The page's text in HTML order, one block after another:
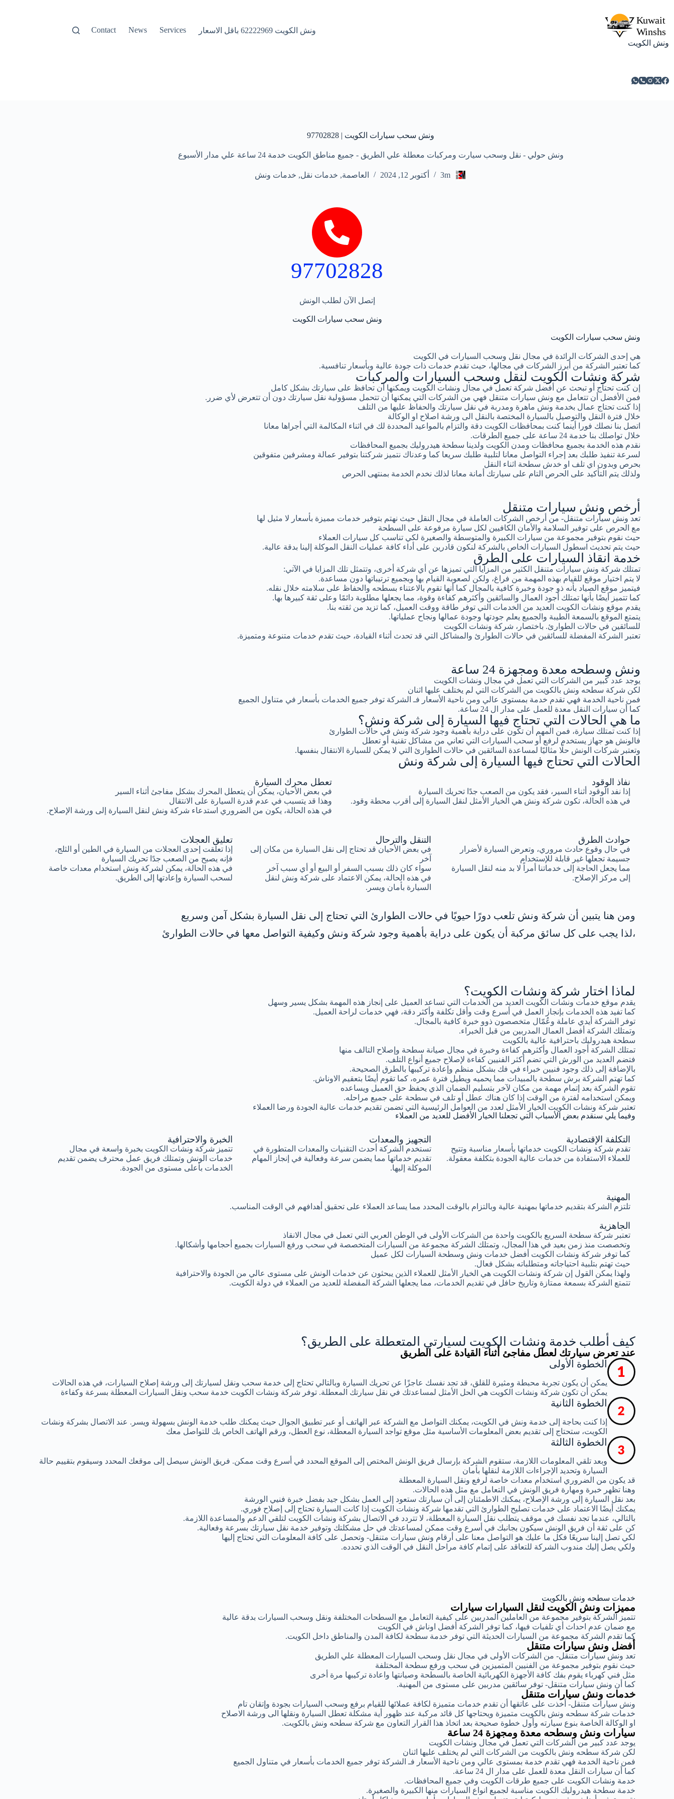
ونش الكويت
ونش الكويت 62222969 باقل الاسعار Services
News
Contact
ونش سحب سيارات الكويت | 97702828
ونش حولي - نقل وسحب سيارت ومركبات معطلة علي الطريق - جميع مناطق الكويت خدمة 24 ساعة علي مدار الأسبوع
3m أكتوبر 12, 2024 العاصمة, خدمات نقل, خدمات ونش
97702828
إتصل الآن لطلب الونش
ونش سحب سيارات الكويت
ونش سحب سيارات الكويت
هي إحدى الشركات الرائدة في مجال نقل وسحب السيارات في الكويت
كما تعتبر الشركة من أبرز الشركات في مجالها، حيث تقدم خدمات ذات جودة عالية وبأسعار تنافسية.
شركة ونشات الكويت لنقل وسحب السيارات والمركبات
إن كنت تحتاج أو تبحث عن أفضل شركة تعمل في مجال ونشات الكويت ويمكنها أن تحافظ على سيارتك بشكل كامل
فمن الأفضل أن تتعامل مع ونش سيارات متنقل فهي من الشركات التي يمكنها أن تتحمل مسؤولية نقل سيارتك دون أن تتعرض لأي ضرر.
إذا كنت تحتاج عمال بخدمة ونش ماهرة ومدربة في نقل سيارتك والحفاظ عليها من التلف
خلال فترة النقل والتوصيل بالسيارة المختصة بالنقل الى ورشة اصلاح او الوكالة
اتصل بنا نصلك فورا أينما كنت بمحافظات الكويت دقة والتزام بالمواعيد المحددة لك في اثناء المكالمة التي أجراها معانا
خلال تواصلك بنا خدمة 24 ساعة على جميع الطرقات.
نقدم هذه الخدمة بجميع محافظات ومدن الكويت ولدينا سطحة هيدروليك بجميع المحافظات
لسرعة تنفيذ طلبك بعد إجراء التواصل معانا لتلبية طلبك سريعا كما وعدناك نتميز شركتنا بتوفير عمالة ومشرفين متفوقين
بحرص وبدون اي تلف او خدش سطحة اثناء النقل
ولذلك يتم التأكيد على الحرص التام على سيارتك أمانة معانا لذلك نخدم الخدمة بمنتهى الحرص
أرخص ونش سيارات متنقل
تعد ونش سيارات متنقل- من أرخص الشركات العاملة في مجال النقل حيث نهتم بتوفير خدمات مميزة بأسعار لا مثيل لها
مع الحرص على توفير السلامة والأمان الكافيين لكل سيارة مرفوعة على السطحة
حيث نقوم بتوفير مجموعة من سيارات الكبيرة والمتوسطة والصغيرة لكي تناسب كل سيارات العملاء
حيث يتم تحديث اسطول السيارات الخاص بالشركة لنكون قادرين على أداء كافة عمليات النقل الموكلة إلينا بدقة عالية.
خدمة انقاذ السيارات على الطرق
تمتلك شركة ونش سيارات متنقل الكثير من المزايا التي تميزها عن أي شركة أخرى، وتتمثل تلك المزايا في الآتي:
لا يتم اختيار موقع للقيام بهذه المهمة من فراغ، ولكن لصعوبة القيام بها وبجميع ترتيباتها دون مساعدة.
فيتميز موقع الصياد بأنه ذو جودة وخبرة كافية بالمجال كما أنها تقوم بالاعتناء بسطحه والحفاظ على سلامته خلال نقله.
كما تتميز أيضًا بأنها تمتلك أجود العمال والسائقين وأكثرهم كفاءة وقوة، مما يجعلها مطلوبة دائمًا وعلى ثقة كبيرها بها.
يقدم موقع ونشات الكويت العديد من الخدمات التي توفر طاقة ووقت العميل، كما تزيد من ثقته بنا.
يتمتع الموقع بالسمعة الطيبة والجميع يعلم جودتها وجودة عمالها ونجاح عملياتها.
للسائقين في حالات الطوارئ. باختصار، شركة ونشات الكويت
تعتبر الشركة المفضلة للسائقين في حالات الطوارئ والمشاكل التي قد تحدث أثناء القيادة، حيث تقدم خدمات متنوعة ومتميزة.
ونش وسطحه معدة ومجهزة 24 ساعة
يوجد عدد كبير من الشركات التي تعمل في مجال ونشات الكويت
لكن شركة سطحه ونش بالكويت من الشركات التي لم يختلف عليها اثنان
فمن ناحية الخدمة فهي تقدم خدمة بمستوى عالي ومن ناحية الأسعار فـ الشركة توفر جميع الخدمات بأسعار في متناول الجميع
كما أن سيارات النقل معدة للعمل على مدار ال 24 ساعة.
ما هي الحالات التي تحتاج فيها السيارة إلى شركة ونش؟
إذا كنت تمتلك سيارة، فمن المهم أن تكون على دراية بأهمية وجود شركة ونش في حالات الطوارئ
فالونش هو جهاز يستخدم لرفع أو سحب السيارات التي تعاني من مشاكل تقنية أو تعطل
وتعتبر شركات الونش حلًا مثاليًا لمساعدة السائقين في حالات الطوارئ التي لا يمكن للسيارة الانتقال بنفسها.
الحالات التي تحتاج فيها السيارة إلى شركة ونش
تعطل محرك السيارة
في بعض الأحيان، يمكن أن يتعطل المحرك بشكل مفاجئ أثناء السير
وهذا قد يتسبب في عدم قدرة السيارة على الانتقال
في هذه الحالة، يكون من الضروري استدعاء شركة ونش لنقل السيارة إلى ورشة الإصلاح.
نفاذ الوقود
إذا نفد الوقود أثناء السير، فقد يكون من الصعب جدًا تحريك السيارة
في هذه الحالة، تكون شركة ونش هي الخيار الأمثل لنقل السيارة إلى أقرب محطة وقود.
تعليق العجلات
إذا تعلقت إحدى العجلات من السيارة في الطين أو الثلج،
فإنه يصبح من الصعب جدًا تحريك السيارة
في هذه الحالة، يمكن لشركة ونش استخدام معدات خاصة
لسحب السيارة وإعادتها إلى الطريق.
التنقل والترحال
في بعض الأحيان قد تحتاج إلى نقل السيارة من مكان إلى
آخر
سواء كان ذلك بسبب السفر أو البيع أو أي سبب آخر
في هذه الحالة، يمكن الاعتماد على شركة ونش لنقل
السيارة بأمان ويسر.
حوادث الطرق
في حال وقوع حادث مروري، وتعرض السيارة لأضرار
جسيمة تجعلها غير قابلة للإستخدام
مما يجعل الحاجة إلى خدماتنا أمراً لا بد منه لنقل السيارة
إلى مركز الإصلاح.
ومن هنا يتبين أن شركة ونش تلعب دورًا حيويًا في حالات الطوارئ التي تحتاج إلى نقل السيارة بشكل آمن وسريع
،لذا يجب على كل سائق مركبة أن يكون على دراية بأهمية وجود شركة ونش وكيفية التواصل معها في حالات الطوارئ
لماذا اختار شركة ونشات الكويت؟
يقدم موقع خدمات ونشات الكويت العديد من الخدمات التي تساعد العميل على إنجاز هذه المهمة بشكل يسير وسهل
كما تفيد هذه الخدمات بإنجاز العمل في أسرع وقت وأقل تكلفة وأكثر دقة، فهي خدمات لراحة العميل.
توفر الشركة أيدي عاملة وعُمّال متخصصون ذوو خبرة كافية بالمجال.
وتمتلك الشركة أفضل العمال المدربين من قبل الخبراء.
سطحة هيدروليك باحترافية عالية بالكويت
تمتلك الشركة أجود العمال وأكثرهم كفاءة وخبرة في مجال صيانة سطحة وإصلاح التالف منها
فتضم العديد من الورش التي تضم أكثر الفنيين كفاءة لإصلاح جميع أنواع التلف.
بالإضافة إلى ذلك وجود فنيين خبراء في فك بشكل منظم وإعادة تركيبها بالطرق الصحيحة.
كما تهتم الشركة برش سطحة بالمبيدات مما يحميه ويطيل فترة عمره، كما تقوم أيضًا بتعقيم الاوناش.
تقوم الشركة بعد إتمام مهمة من مكان لآخر بتسليم الضمان الذي يحفظ حق العميل ويساعده
ويمكن استخدامه لفترة من الوقت إذا كان هناك عطل أو تلف في سطحة على جميع مراحله.
تعتبر شركة ونشات الكويت الخيار الأمثل لعدد من العوامل الرئيسية التي تضمن تقديم خدمات عالية الجودة ورضا العملاء
وفيما يلي سنقدم بعض الأسباب التي تجعلنا الخيار الأفضل للعديد من العملاء
الخبرة والاحترافية
تتميز شركة ونشات الكويت بخبرة واسعة في مجال
خدمات الونش وتمتلك فريق عمل محترف يضمن تقديم
الخدمات بأعلى مستوى من الجودة.
التجهيز والمعدات
تستخدم الشركة أحدث التقنيات والمعدات المتطورة في
تقديم خدماتها مما يضمن سرعة وفعالية في إنجاز المهام
الموكلة إليها.
التكلفة الإقتصادية
تقدم شركة ونشات الكويت خدماتها بأسعار مناسبة وتتيح
للعملاء الاستفادة من خدمات عالية الجودة بتكلفة معقولة.
المهنية
تلتزم الشركة بتقديم خدماتها بمهنية عالية وبالتزام بالوقت المحدد مما يساعد العملاء على تحقيق أهدافهم في الوقت المناسب.
الجاهزية
تعتبر شركة سطحة السريع بالكويت واحدة من الشركات الأولى في الوطن العربي التي تعمل في مجال الانقاذ
وتخصصت منذ زمن بعيد في هذا المجال، وتمتلك الشركة مجموعة من السيارات المتخصصة في سحب ورفع السيارات بجميع أحجامها وأشكالها.
كما توفر شركة ونشات الكويت أفضل خدمات ونش وسطحة السيارات لكل عميل
حيث تهتم بتلبية احتياجاته ومتطلباته بشكل فعال.
ولهذا يمكن القول إن شركة ونشات الكويت هي الخيار الأمثل للعملاء الذين يبحثون عن خدمات الونش على مستوى عالي من الجودة والاحترافية
تتمتع الشركة بسمعة ممتازة وتاريخ حافل في تقديم الخدمات، مما يجعلها الشركة المفضلة للعديد من العملاء في دولة الكويت.
كيف أطلب خدمة ونشات الكويت لسيارتي المتعطلة على الطريق؟
عند تعرض سيارتك لعطل مفاجئ أثناء القيادة على الطريق
الخطوة الأولى
يمكن أن يكون تجربة محبطة ومثيرة للقلق، قد تجد نفسك عاجزًا عن تحريك السيارة وبالتالي تحتاج إلى خدمة سحب ونقل لسيارتك إلى ورشة إصلاح السيارات، في هذه الحالات
يمكن أن تكون شركة ونشات الكويت هي الحل الأمثل لمساعدتك في نقل سيارتك المعطلة. توفر شركة ونشات الكويت خدمة سحب ونقل السيارات المعطلة بسرعة وكفاءة
الخطوة الثانية
إذا كنت بحاجة إلى خدمة ونش في الكويت، يمكنك التواصل مع الشركة عبر الهاتف أو عبر تطبيق الجوال حيث يمكنك طلب خدمة الونش بسهولة ويسر. عند الاتصال بشركة ونشات
الكويت، ستحتاج إلى تقديم بعض المعلومات الأساسية مثل موقع تواجد السيارة المعطلة، نوع العطل، ورقم الهاتف الخاص بك للتواصل معك
الخطوة الثالثة
وبعد تلقي المعلومات اللازمة، ستقوم الشركة بإرسال فريق الونش المختص إلى الموقع المحدد في أسرع وقت ممكن. فريق الونش سيصل إلى موقعك المحدد وسيقوم بتقييم حالة
السيارة وتحديد الإجراءات اللازمة لنقلها بأمان
قد يكون من الضروري استخدام معدات خاصة لرفع ونقل السيارة المعطلة
وهنا تظهر خبرة ومهارة فريق الونش في التعامل مع مثل هذه الحالات.
بعد نقل السيارة إلى ورشة الإصلاح، يمكنك الاطمئنان إلى أن سيارتك ستعود إلى العمل بشكل جيد بفضل خبرة فنيي الورشة
يمكنك أيضًا الاعتماد على خدمات تصليح الطوارئ التي تقدمها شركة ونشات الكويت إذا كانت السيارة تحتاج إلى إصلاح فوري.
بالتالي، عندما تجد نفسك في موقف يتطلب نقل السيارة المعطلة، لا تتردد في الاتصال بشركة ونشات الكويت لتلقي الدعم والمساعدة اللازمة.
كن على ثقة أن فريق الونش سيكون بجانبك في أسرع وقت ممكن لمساعدتك في حل مشكلتك وتوفير خدمة نقل سيارتك بسرعة وفعالية.
لكي تصل إلينا سريعًا فكل ما عليك هو التواصل معنا على أرقام ونش سيارات متنقل- وتحصل على كافة المعلومات التي تحتاج إليها
ولكي يصل إليك مندوب الشركة للتعاقد على إتمام كافة مراحل النقل في الوقت الذي تحدده.
خدمات سطحه ونش بالكويت
مميزات ونش الكويت لنقل السيارات سيارات
تتميز الشركة بتوفير مجموعة من العاملين المدربين على كيفية التعامل مع السطحات المختلفة ونقل وسحب السيارات بدقة عالية
مع ضمان عدم احداث أي تلفيات فيها، كما توفر الشركة أفضل اوناش في الكويت
كما تقدم الشركة مجموعة من السيارات الحديثة التي توفر خدمة سطحة لكافة المدن والمناطق داخل الكويت.
أفضل ونش سيارات متنقل
تعد ونش سيارات متنقل- من الشركات الأولى في مجال نقل وسحب السيارات المعطلة علي الطريق
حيث نقوم بتوفير مجموعة من الفنيين المتميزين في سحب ورفع سطحة المختلفة
مثل فني كهرباء يقوم بفك كافة الأجهزة الكهربائية الخاصة بالسطحة وصيانتها واعادة تركيبها مرة أخرى
كما أن ونش سيارات متنقل- توفر سائقين مدربين على مستوى من المهنية.
خدمات ونش سيارات متنقل
ونش سيارات متنقل- أخذت على عاتقها أن تقدم خدمات متميزة لكافة عملائها للقيام برفع وسحب السيارات بجودة وإتقان تام
خدمات شركة سطحه ونش بالكويت متميزة ويحتاجها كل قائد مركبة عند ظهور أية مشكلة تعطل السيارة ونقلها الى ورشة الاصلاح
او الوكالة الخاصة بنوع سيارته وأول خطوة صحيحة بعد اتخاذ هذا القرار التعاون مع شركة سطحه ونش بالكويت.
سيارات ونش وسطحه معدة ومجهزة 24 ساعة
يوجد عدد كبير من الشركات التي تعمل في مجال ونشات الكويت
لكن شركة سطحه ونش بالكويت من الشركات التي لم يختلف عليها اثنان
فمن ناحية الخدمة فهي تقدم خدمة بمستوى عالي ومن ناحية الأسعار فـ الشركة توفر جميع الخدمات بأسعار في متناول الجميع
كما أن سيارات النقل معدة للعمل على مدار ال 24 ساعة.
خدمة ونشات الكويت على جميع طرقات الكويت وفي جميع المحافظات.
خدمة سطحة هيدروليك الكويت مناسبة لجميع انواع السيارات منها الكبيرة والصغيرة.